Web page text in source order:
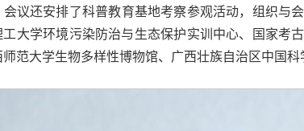
会议还安排了科普教育基地考察参观活动，组织与
大学环境污染防治与生态保护实训中心、国家考
范大学生物多样性博物馆、广西壮族自治区中国科